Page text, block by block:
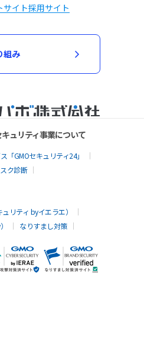
サイト採用サイト
組み
ュリティ事業について
「GMOセキュリティ24」
ク診断
リティ byイエラエ）
なりすまし対策